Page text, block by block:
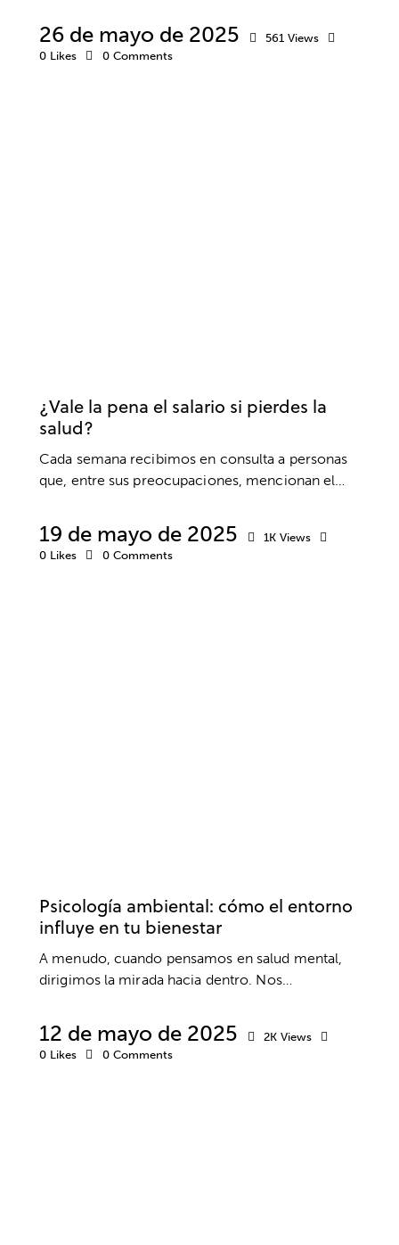
26 de mayo de 2025 561 Views
0 Likes 0 Comments
¿Vale la pena el salario si pierdes la
salud?
Cada semana recibimos en consulta a personas
que, entre sus preocupaciones, mencionan el…
19 de mayo de 2025 1K Views
0 Likes 0 Comments
Psicología ambiental: cómo el entorno
influye en tu bienestar
A menudo, cuando pensamos en salud mental,
dirigimos la mirada hacia dentro. Nos…
12 de mayo de 2025 2K Views
0 Likes 0 Comments